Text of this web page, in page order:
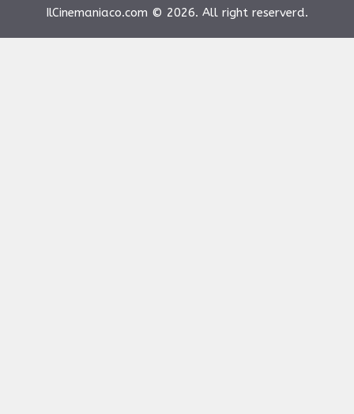
IlCinemaniaco.com © 2026. All right reserverd.